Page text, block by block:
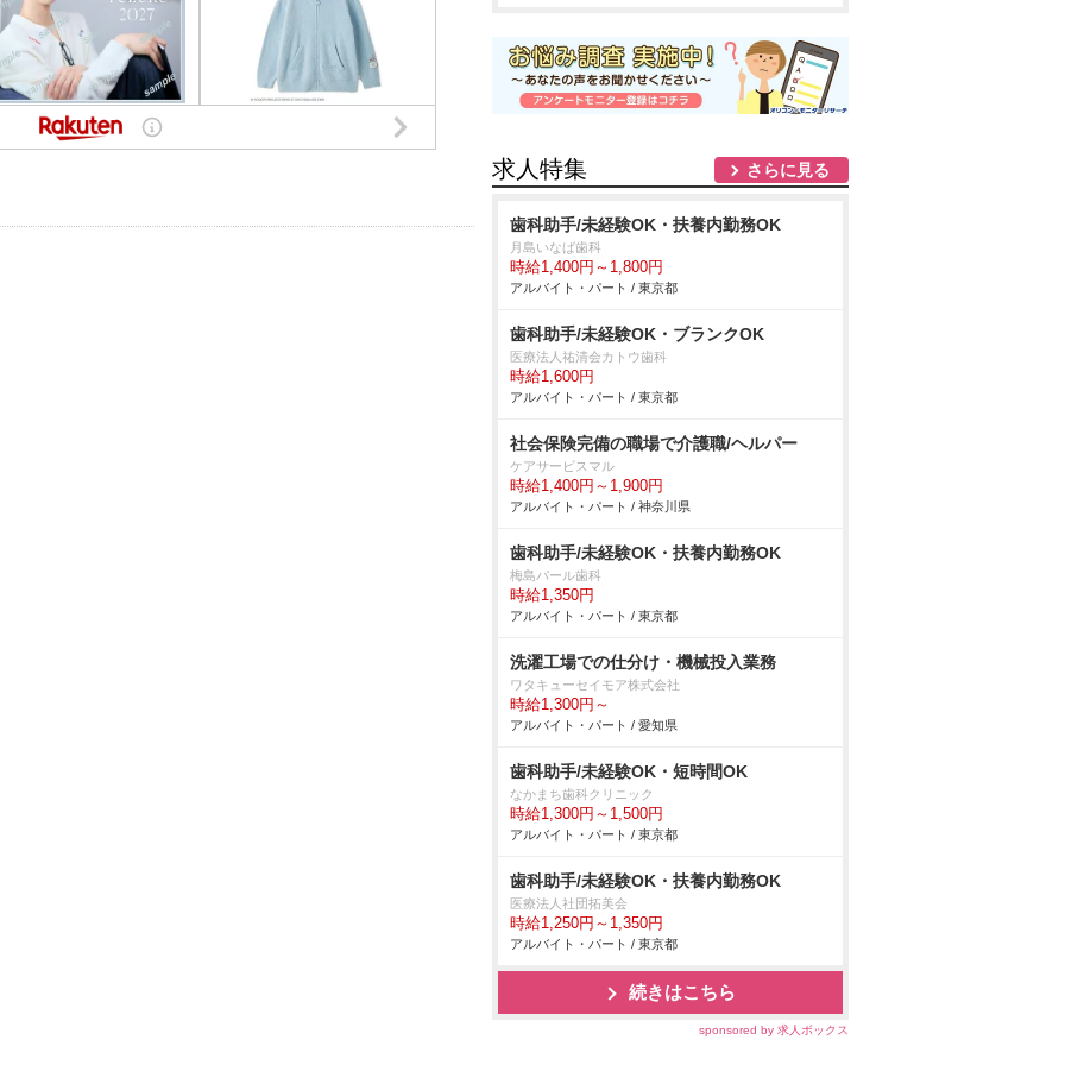
求人特集 さらに見る
歯科助手/未経験OK・扶養内勤務OK
月島いなば歯科
時給1,400円～1,800円
アルバイト・パート / 東京都
歯科助手/未経験OK・ブランクOK
医療法人祐清会カトウ歯科
時給1,600円
アルバイト・パート / 東京都
社会保険完備の職場で介護職/ヘルパー
ケアサービスマル
時給1,400円～1,900円
アルバイト・パート / 神奈川県
歯科助手/未経験OK・扶養内勤務OK
梅島パール歯科
時給1,350円
アルバイト・パート / 東京都
洗濯工場での仕分け・機械投入業務
ワタキューセイモア株式会社
時給1,300円～
アルバイト・パート / 愛知県
歯科助手/未経験OK・短時間OK
なかまち歯科クリニック
時給1,300円～1,500円
アルバイト・パート / 東京都
歯科助手/未経験OK・扶養内勤務OK
医療法人社団拓美会
時給1,250円～1,350円
アルバイト・パート / 東京都
続きはこちら
sponsored by 求人ボックス